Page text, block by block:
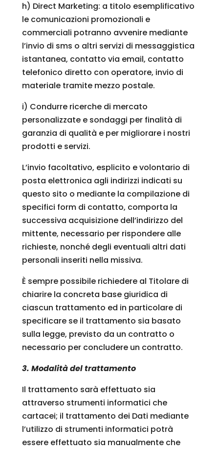
h) Direct Marketing: a titolo esemplificativo
le comunicazioni promozionali e
commerciali potranno avvenire mediante
l’invio di sms o altri servizi di messaggistica
istantanea, contatto via email, contatto
telefonico diretto con operatore, invio di
materiale tramite mezzo postale.
i) Condurre ricerche di mercato
personalizzate e sondaggi per finalità di
garanzia di qualità e per migliorare i nostri
prodotti e servizi.
L’invio facoltativo, esplicito e volontario di
posta elettronica agli indirizzi indicati su
questo sito o mediante la compilazione di
specifici form di contatto, comporta la
successiva acquisizione dell’indirizzo del
mittente, necessario per rispondere alle
richieste, nonché degli eventuali altri dati
personali inseriti nella missiva.
È sempre possibile richiedere al Titolare di
chiarire la concreta base giuridica di
ciascun trattamento ed in particolare di
specificare se il trattamento sia basato
sulla legge, previsto da un contratto o
necessario per concludere un contratto.
3. Modalità del trattamento
Il trattamento sarà effettuato sia
attraverso strumenti informatici che
cartacei; il trattamento dei Dati mediante
l’utilizzo di strumenti informatici potrà
essere effettuato sia manualmente che